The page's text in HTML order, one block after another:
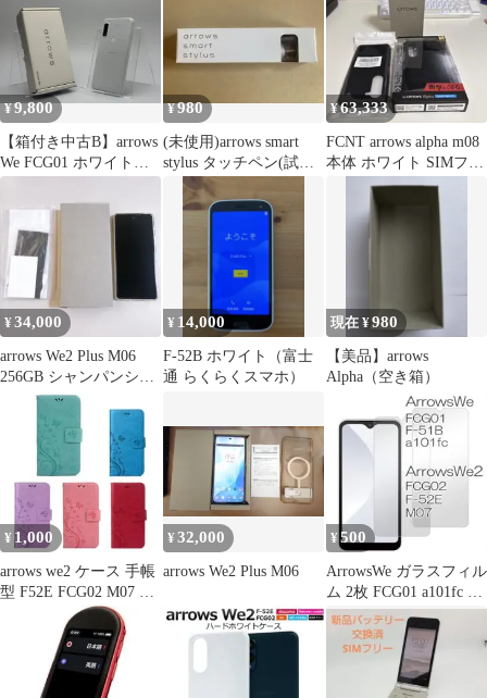
¥9,800
【箱付き中古B】arrows
We FCG01 ホワイト
SIMフリー 白ロム
¥980
(未使用)arrows smart
stylus タッチペン(試供
品)
¥63,333
FCNT arrows alpha m08
本体 ホワイト SIMフリ
¥34,000
arrows We2 Plus M06
256GB シャンパンシル
¥ 14,000
F-52B ホワイト（富士
通 らくらくスマホ）
現在 ¥980
【美品】arrows
Alpha（空き箱）
¥ 1,000
arrows we2 ケース 手帳
型 F52E FCG02 M07 可
¥32,000
arrows We2 Plus M06
¥500
ArrowsWe ガラスフィル
ム 2枚 FCG01 a101fc 液
晶保護